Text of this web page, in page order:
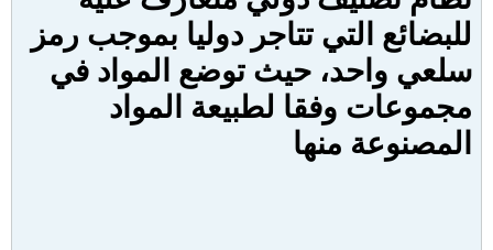
للبضائع التي تتاجر دوليا بموجب رمز
سلعي واحد، حيث توضع المواد في
مجموعات وفقا لطبيعة المواد
المصنوعة منها